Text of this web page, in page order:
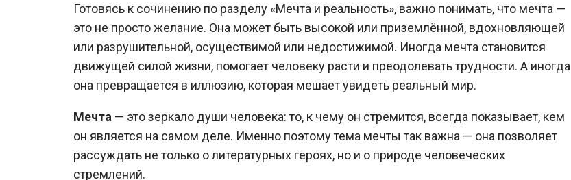
Готовясь к сочинению по разделу «Мечта и реальность», важно понимать, что мечта —
это не просто желание. Она может быть высокой или приземлённой, вдохновляющей
или разрушительной, осуществимой или недостижимой. Иногда мечта становится
движущей силой жизни, помогает человеку расти и преодолевать трудности. А иногда
она превращается в иллюзию, которая мешает увидеть реальный мир.
Мечта — это зеркало души человека: то, к чему он стремится, всегда показывает, кем
он является на самом деле. Именно поэтому тема мечты так важна — она позволяет
рассуждать не только о литературных героях, но и о природе человеческих
стремлений.